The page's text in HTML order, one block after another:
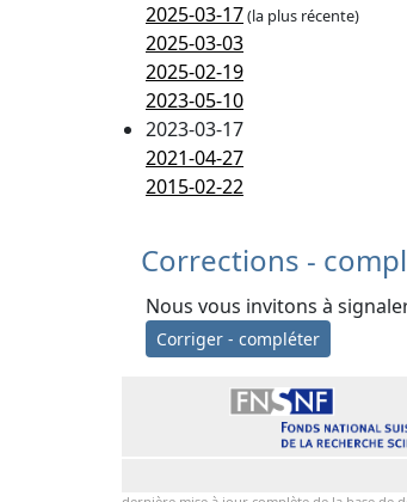
2025-03-17(la plus récente)
2025-03-03
2025-02-19
2023-05-10
2023-03-17
2021-04-27
2015-02-22
Corrections -
Nous vous invitons à
Corriger - compléter